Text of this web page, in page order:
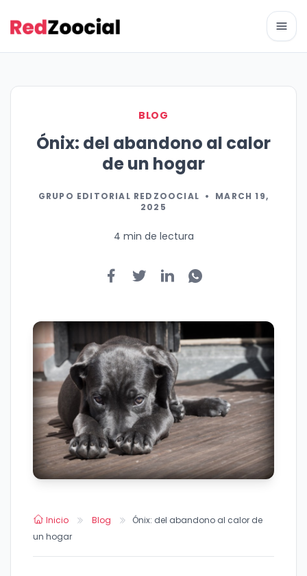
BLOG
Ónix: del abandono al calor
de un hogar
GRUPO EDITORIAL REDZOOCIAL •
MARCH 19,
2025
4 min de lectura
Inicio Blog
Ónix: del abandono al calor de
un hogar